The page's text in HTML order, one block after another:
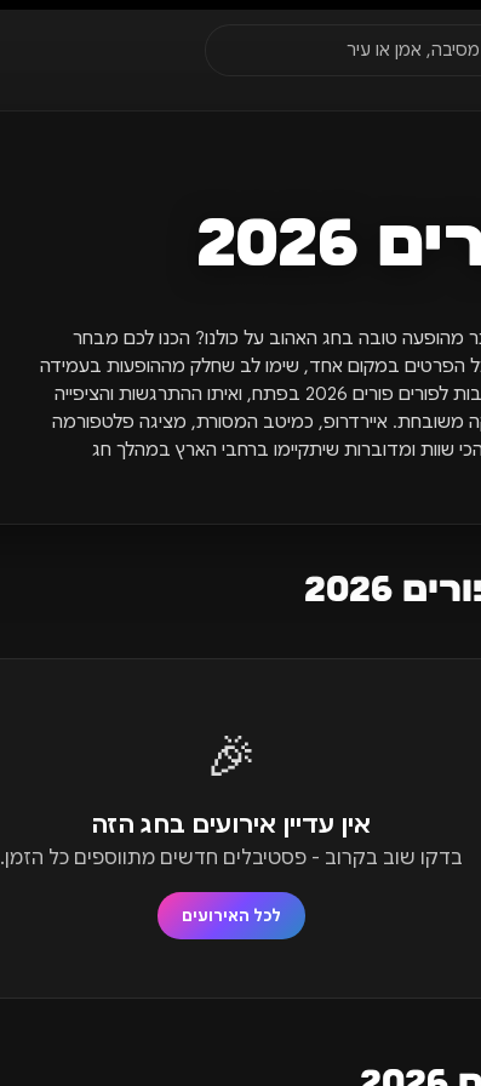
אמן או עיר
להיות טוב יותר מהופעה טובה בחג האהוב על כולנו? הכנו לכם מבחר
הופעות פורים 2026, עם כל הפרטים במקום אחד, שימו לב שחלק מההופעות בעמידה
ואף במתכונת מסיבה. כל ההופעות הכי טובות לפורים פורים 2026 בפתח, ואיתו ההתרגשות והציפייה
משובחת. איירדרופ, כמיטב המסורת, מציגה פלטפורמה
שוות ומדוברות שיתקיימו ברחבי הארץ במהלך חג
2026
🎉
אין עדיין אירועים בחג הזה
בדקו שוב בקרוב - פסטיבלים חדשים מתווספים כל הזמן.
לכל האירועים